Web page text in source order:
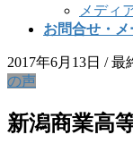
メディ
お問合せ・
2017年6月13日 / 最
の声
新潟商業高